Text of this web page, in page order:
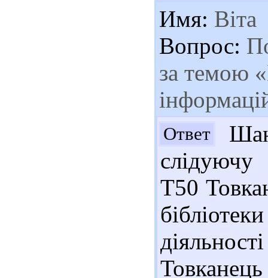
Имя: Віта
Вопрос:
за темою
Ответ
Т50